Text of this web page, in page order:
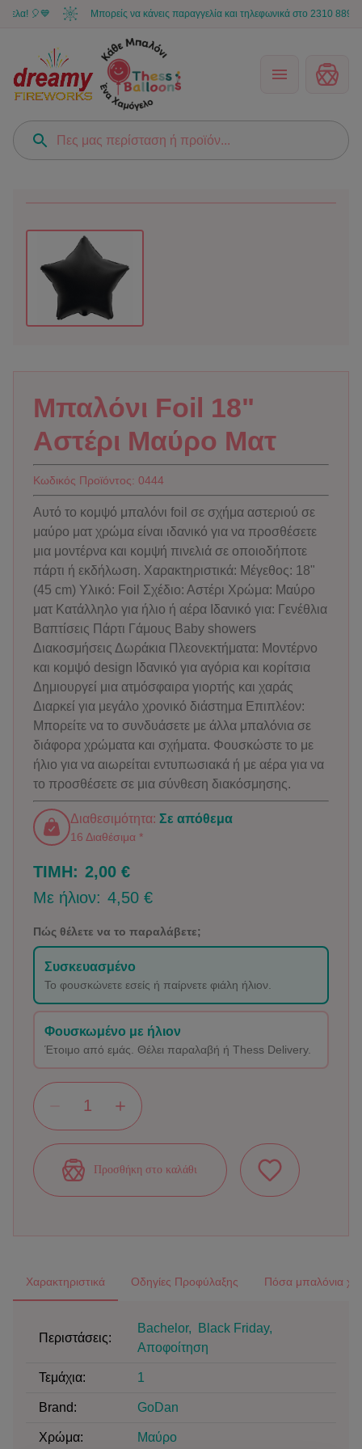
🎈💙 Μπορείς να κάνεις παραγγελία και τηλεφωνικά στο 2310 889 566
Μπαλόνι Foil 18"
Αστέρι Μαύρο Ματ
Κωδικός Προϊόντος: 0444
Αυτό το κομψό μπαλόνι foil σε σχήμα αστεριού σε
μαύρο ματ χρώμα είναι ιδανικό για να προσθέσετε
μια μοντέρνα και κομψή πινελιά σε οποιοδήποτε
πάρτι ή εκδήλωση. Χαρακτηριστικά: Μέγεθος: 18"
(45 cm) Υλικό: Foil Σχέδιο: Αστέρι Χρώμα: Μαύρο
ματ Κατάλληλο για ήλιο ή αέρα Ιδανικό για: Γενέθλια
Βαπτίσεις Πάρτι Γάμους Baby showers
Διακοσμήσεις Δωράκια Πλεονεκτήματα: Μοντέρνο
και κομψό design Ιδανικό για αγόρια και κορίτσια
Δημιουργεί μια ατμόσφαιρα γιορτής και χαράς
Διαρκεί για μεγάλο χρονικό διάστημα Επιπλέον:
Μπορείτε να το συνδυάσετε με άλλα μπαλόνια σε
διάφορα χρώματα και σχήματα. Φουσκώστε το με
ήλιο για να αιωρείται εντυπωσιακά ή με αέρα για να
το προσθέσετε σε μια σύνθεση διακόσμησης.
Διαθεσιμότητα: Σε απόθεμα
16 Διαθέσιμα *
ΤΙΜΗ: 2,00 €
Με ήλιον: 4,50 €
Πώς θέλετε να το παραλάβετε;
Συσκευασμένο
Το φουσκώνετε εσείς ή παίρνετε φιάλη ήλιον.
Φουσκωμένο με ήλιον
Έτοιμο από εμάς. Θέλει παραλαβή ή Thess Delivery.
Προσθήκη στο καλάθι
Χαρακτηριστικά Οδηγίες Προφύλαξης Πόσα μπαλόνια
Περιστάσεις:
Bachelor, Black Friday,
Αποφοίτηση
Τεμάχια: 1
Brand: GoDan
Χρώμα: Μαύρο